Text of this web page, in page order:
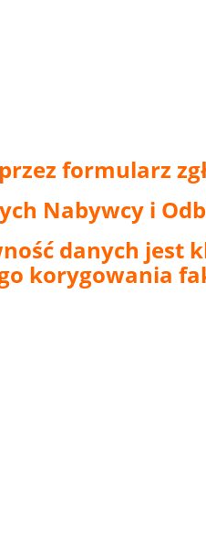
formularz
Nabywcy i
danych
korygowania